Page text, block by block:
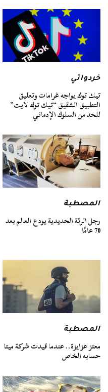
خردواتي
تيك توك يواجه غرامات وتعليق
التطبيق الشقيق “تيك توك لايت”
للحد من السلوك الإدماني
المصطبة
رجل الرئة الحديدية يودع العالم بعد
70 عامًا
المصطبة
معتز عزايزة.. عندما قيدت شركة ميتا
حسابه الخاص